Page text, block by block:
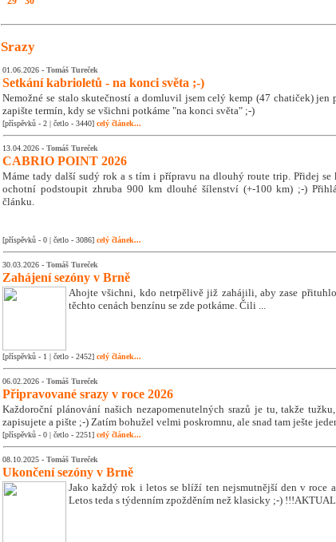
Srazy
01.06.2026 - Tomáš Tureček
Setkání kabrioletů - na konci světa ;-)
Nemožné se stalo skutečností a domluvil jsem celý kemp (47 chatiček)
zapište termín, kdy se všichni potkáme "na konci světa" ;-)
[příspěvků - 2 | četlo - 3440] celý článek...
13.04.2026 - Tomáš Tureček
CABRIO POINT 2026
Máme tady další sudý rok a s tím i přípravu na dlouhý route trip. Přidej
ochotní podstoupit zhruba 900 km dlouhé šílenství (+-100 km) ;-)
článku.
[příspěvků - 0 | četlo - 3086] celý článek...
30.03.2026 - Tomáš Tureček
Zahájení sezóny v Brně
Ahojte všichni, kdo netrpělivě již zahájili, aby zase
těchto cenách benzínu se zde potkáme. Čili ...
[příspěvků - 1 | četlo - 2452] celý článek...
06.02.2026 - Tomáš Tureček
Připravované srazy v roce 2026
Každoroční plánování našich nezapomenutelných srazů je tu, takže
zapisujete a pište ;-) Zatím bohužel velmi poskromnu, ale snad tam ješte
[příspěvků - 0 | četlo - 2251] celý článek...
08.10.2025 - Tomáš Tureček
Ukončení sezóny v Brně
Jako každý rok i letos se blíží ten nejsmutnější den v roce
Letos teda s týdenním zpožděním než klasicky ;-)